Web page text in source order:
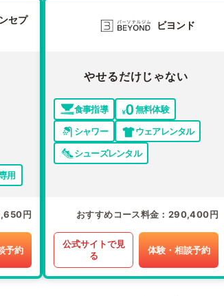
セプ
用
円
予約
ビヨンド
やせるだけじゃない
食事指導
無料体験
シャワー
ウェアレンタル
シューズレンタル
おすすめコース料金 290,400円
公式サイトで見
る
体験・相談予約